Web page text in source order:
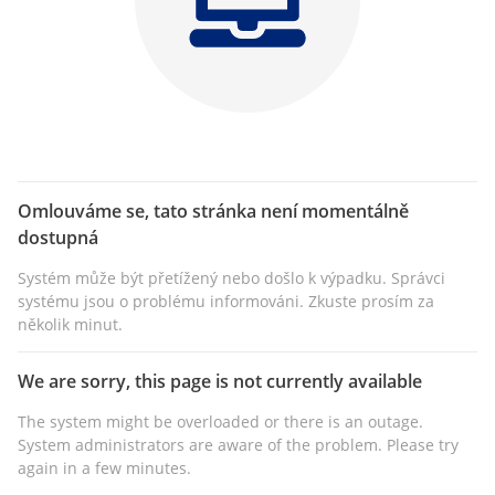
Omlouváme se, tato stránka není momentálně
dostupná
Systém může být přetížený nebo došlo k výpadku. Správci
systému jsou o problému informováni. Zkuste prosím za
několik minut.
We are sorry, this page is not currently available
The system might be overloaded or there is an outage.
System administrators are aware of the problem. Please try
again in a few minutes.